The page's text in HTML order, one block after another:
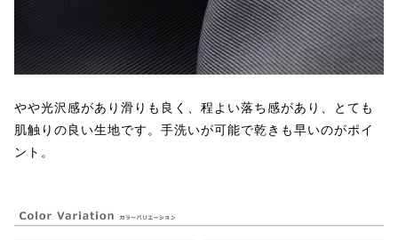
やや光沢感があり滑りも良く、程よい落ち感があり、とても
肌触りの良い生地です。手洗いが可能で乾きも早いのがポイ
ント。